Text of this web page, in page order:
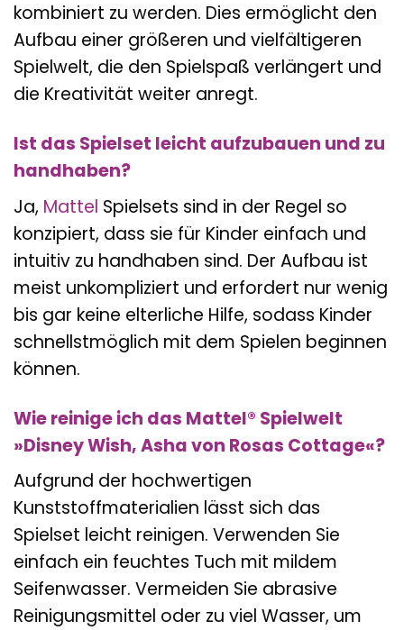
kombiniert zu werden. Dies ermöglicht den
Aufbau einer größeren und vielfältigeren
Spielwelt, die den Spielspaß verlängert und
die Kreativität weiter anregt.
Ist das Spielset leicht aufzubauen und zu
handhaben?
Ja, Mattel Spielsets sind in der Regel so
konzipiert, dass sie für Kinder einfach und
intuitiv zu handhaben sind. Der Aufbau ist
meist unkompliziert und erfordert nur wenig
bis gar keine elterliche Hilfe, sodass Kinder
schnellstmöglich mit dem Spielen beginnen
können.
Wie reinige ich das Mattel® Spielwelt
»Disney Wish, Asha von Rosas Cottage«?
Aufgrund der hochwertigen
Kunststoffmaterialien lässt sich das
Spielset leicht reinigen. Verwenden Sie
einfach ein feuchtes Tuch mit mildem
Seifenwasser. Vermeiden Sie abrasive
Reinigungsmittel oder zu viel Wasser, um